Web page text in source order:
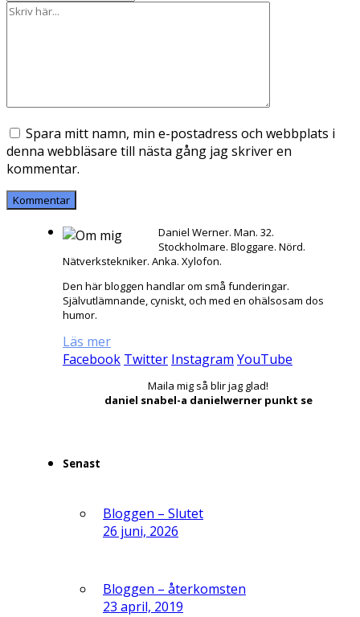
Spara mitt namn, min e-postadress och webbplats i
denna webbläsare till nästa gång jag skriver en
kommentar.
Daniel Werner. Man. 32.
Stockholmare. Bloggare. Nörd.
Nätverkstekniker. Anka. Xylofon.
Den här bloggen handlar om små funderingar.
Självutlämnande, cyniskt, och med en ohälsosam dos
humor.
Läs mer
Facebook Twitter Instagram YouTube
Maila mig så blir jag glad!
daniel snabel-a danielwerner punkt se
Senast
Bloggen – Slutet
26 juni, 2026
Bloggen – återkomsten
23 april, 2019